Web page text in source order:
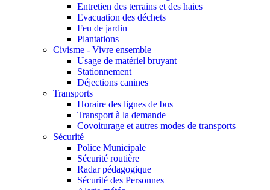
Entretien des terrains et des haies
Evacuation des déchets
Feu de jardin
Plantations
Civisme - Vivre ensemble
Usage de matériel bruyant
Stationnement
Déjections canines
Transports
Horaire des lignes de bus
Transport à la demande
Covoiturage et autres modes de transports
Sécurité
Police Municipale
Sécurité routière
Radar pédagogique
Sécurité des Personnes